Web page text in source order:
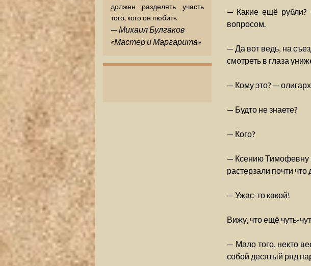
должен разделять участь
того, кого он любит».
— Михаил Булгаков
«Мастер и Маргарита»
— Какие ещё рубли?
вопросом.
— Да вот ведь, на
смотреть в глаза
— Кому это? —
— Будто не знаете?
— Кого?
— Ксению Тимофевну
растерзали почти что
— Ужас-то какой!
Вижу, что ещё чуть-
— Мало того, некто
собой десятый ряд